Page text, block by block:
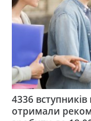
4336
отримали